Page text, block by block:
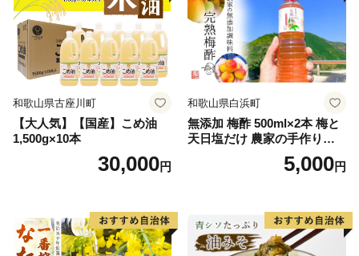
和歌山県古座川町
【大人気】【国産】こめ油
1,500g×10本
30,000円
和歌山県白浜町
無添加 梅酢 500ml×2本 梅と
天日塩だけ 農家の手作り完
5,000円